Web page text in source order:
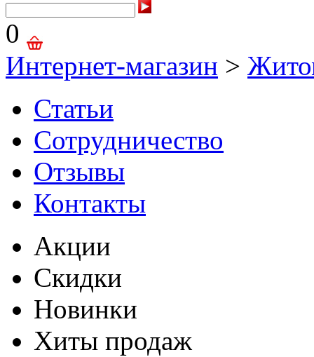
0
Интернет-магазин >
Статьи
Сотрудничество
Отзывы
Контакты
Акции
Скидки
Новинки
Хиты продаж